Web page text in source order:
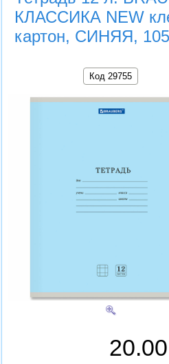
КЛАССИКА NEW
картон, СИНЯЯ,
Код 29755
20.00